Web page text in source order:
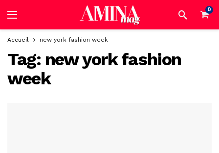
0
Accueil new york fashion week
Tag: new york fashion
week